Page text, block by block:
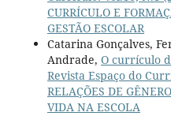
CURRÍCULO E
GESTÃO ESCOLAR
Catarina Gonçalves,
Andrade, O currículo
Revista Espaço do
RELAÇÕES DE
VIDA NA ESCOLA